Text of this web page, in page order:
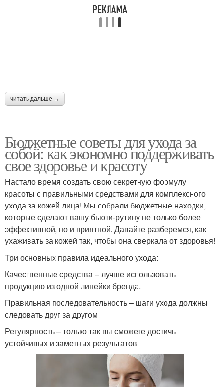
читать дальше →
Бюджетные советы для ухода за
собой: как экономно поддерживать
свое здоровье и красоту
Настало время создать свою секретную формулу
красоты с правильными средствами для комплексного
ухода за кожей лица! Мы собрали бюджетные находки,
которые сделают вашу бьюти-рутину не только более
эффективной, но и приятной. Давайте разберемся, как
ухаживать за кожей так, чтобы она сверкала от здоровья!
Три основных правила идеального ухода:
Качественные средства – лучше использовать
продукцию из одной линейки бренда.
Правильная последовательность – шаги ухода должны
следовать друг за другом
Регулярность – только так вы сможете достичь
устойчивых и заметных результатов!